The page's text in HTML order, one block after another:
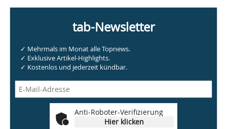
tab-Newsletter
✓ Mehrmals im Monat alle Topnews.
✓ Exklusive Artikel-Highlights.
✓ Kostenlos und jederzeit kündbar.
Anti-Roboter-Verifizierung
Hier klicken